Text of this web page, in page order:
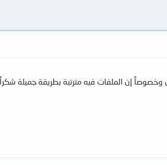
إن الملفات فيه مترتبة بطريقة جميلة